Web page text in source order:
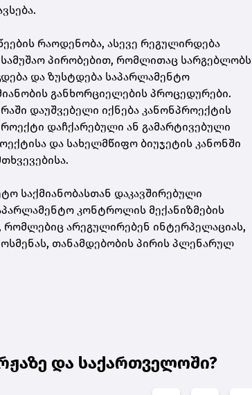
რაოდენობა, ასევე რეგულირდება
პირობებით, რომლითაც სარგებლობს
და ზუსტდება საპარლამენტო
განხორციელების პროცედურები.
დაუშვებელი იქნება კანონპროექტის
დაჩქარებული ან გამარტივებული
და სახელმწიფო ბიუჯეტის კანონში
საქმიანობასთან დაკავშირებული
კონტროლის მექანიზმების
რომლებიც არეგულირებენ ინტერპელაციას,
თანამდებობის პირის პლენარულ
და საქართველოში?